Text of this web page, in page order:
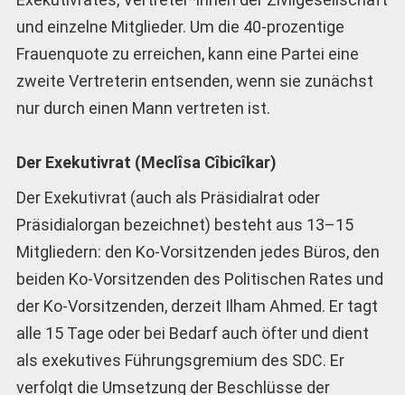
und einzelne Mitglieder. Um die 40-prozentige
Frauenquote zu erreichen, kann eine Partei eine
zweite Vertreterin entsenden, wenn sie zunächst
nur durch einen Mann vertreten ist.
Der Exekutivrat (Meclîsa Cîbicîkar)
Der Exekutivrat (auch als Präsidialrat oder
Präsidialorgan bezeichnet) besteht aus 13–15
Mitgliedern: den Ko-Vorsitzenden jedes Büros, den
beiden Ko-Vorsitzenden des Politischen Rates und
der Ko-Vorsitzenden, derzeit Ilham Ahmed. Er tagt
alle 15 Tage oder bei Bedarf auch öfter und dient
als exekutives Führungsgremium des SDC. Er
verfolgt die Umsetzung der Beschlüsse der